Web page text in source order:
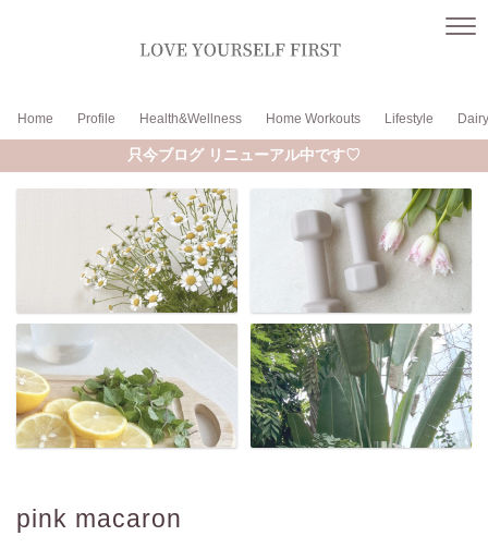
Home Profile Health&Wellness Home Workouts Lifestyle Dairy
只今ブログ リニューアル中です♡
pink macaron